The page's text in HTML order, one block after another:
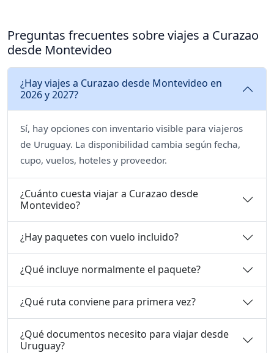
Preguntas frecuentes sobre viajes a Curazao
desde Montevideo
¿Hay viajes a Curazao desde Montevideo en
2026 y 2027?
Sí, hay opciones con inventario visible para viajeros
de Uruguay. La disponibilidad cambia según fecha,
cupo, vuelos, hoteles y proveedor.
¿Cuánto cuesta viajar a Curazao desde
Montevideo?
¿Hay paquetes con vuelo incluido?
¿Qué incluye normalmente el paquete?
¿Qué ruta conviene para primera vez?
¿Qué documentos necesito para viajar desde
Uruguay?